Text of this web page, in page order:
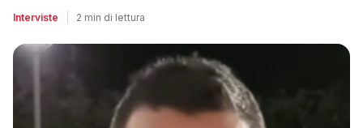
Interviste 2 min di lettura